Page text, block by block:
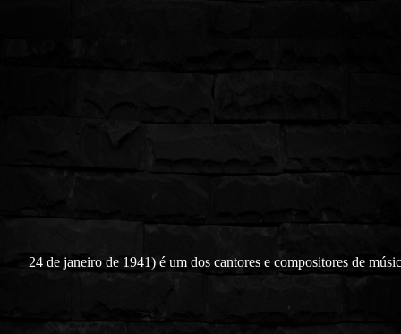
24 de janeiro de 1941) é um dos cantores e compositores de